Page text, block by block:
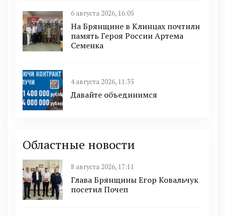
6 августа 2026, 16:05
На Брянщине в Клинцах почтили
память Героя России Артема
Семенка
4 августа 2026, 11:35
Давайте объединимся
Областные новости
8 августа 2026, 17:11
Глава Брянщины Егор Ковальчук
посетил Почеп